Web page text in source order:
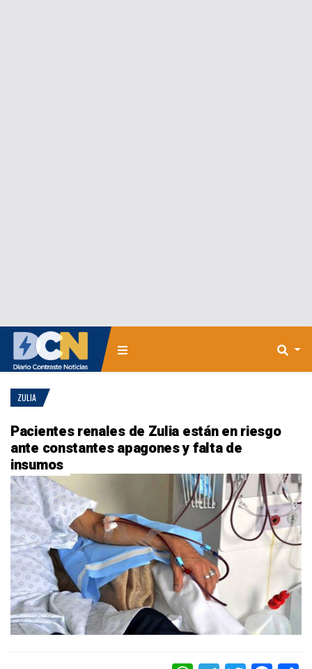
ZULIA
Pacientes renales de Zulia están en riesgo
ante constantes apagones y falta de
insumos